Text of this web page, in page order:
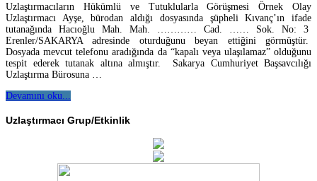
Uzlaştırmacıların Hükümlü ve Tutuklularla Görüşmesi Örnek Olay
Uzlaştırmacı Ayşe, bürodan aldığı dosyasında şüpheli Kıvanç’ın ifade
tutanağında Hacıoğlu Mah. Mah. ………… Cad. …… Sok. No: 3
Erenler/SAKARYA adresinde oturduğunu beyan ettiğini görmüştür.
Dosyada mevcut telefonu aradığında da “kapalı veya ulaşılamaz” olduğunu
tespit ederek tutanak altına almıştır. Sakarya Cumhuriyet Başsavcılığı
Uzlaştırma Bürosuna …
Devamını oku...
Uzlaştırmacı Grup/Etkinlik